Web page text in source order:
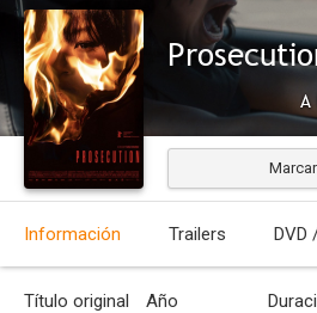
A
Información Trailers DVD
Título original Año